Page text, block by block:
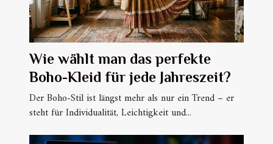
Wie wählt man das perfekte
Boho-Kleid für jede Jahreszeit?
Der Boho-Stil ist längst mehr als nur ein Trend – er
steht für Individualität, Leichtigkeit und...